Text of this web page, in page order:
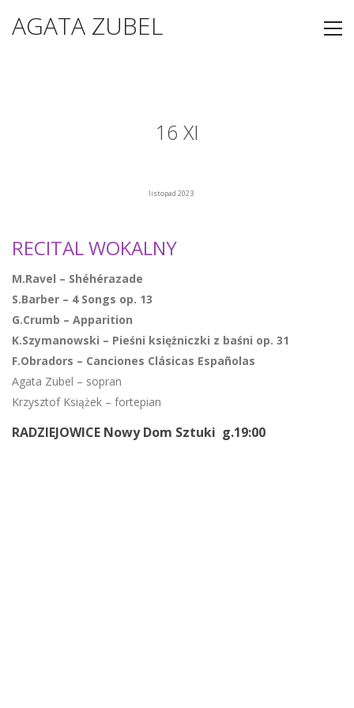
AGATA ZUBEL
16 XI
listopad 2023
RECITAL WOKALNY
M.Ravel – Shéhérazade
S.Barber – 4 Songs op. 13
G.Crumb – Apparition
K.Szymanowski – Pieśni księżniczki z baśni op. 31
F.Obradors – Canciones Clásicas Españolas
Agata Zubel – sopran
Krzysztof Książek – fortepian
RADZIEJOWICE Nowy Dom Sztuki g.19:00